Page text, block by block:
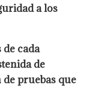
a los
cada
de
pruebas que